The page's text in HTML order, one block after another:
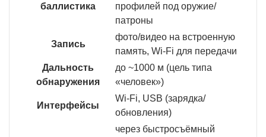
баллистика
профилей под оружие/
патроны
Запись
фото/видео на встроенную
память, Wi-Fi для передачи
Дальность
обнаружения
до ~1000 м (цель типа
«человек»)
Интерфейсы
Wi-Fi, USB (зарядка/
обновления)
через быстросъёмный